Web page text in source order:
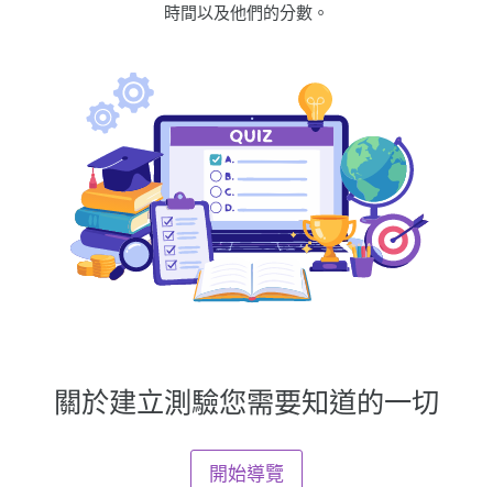
時間以及他們的分數。
關於建立測驗您需要知道的一切
開始導覽